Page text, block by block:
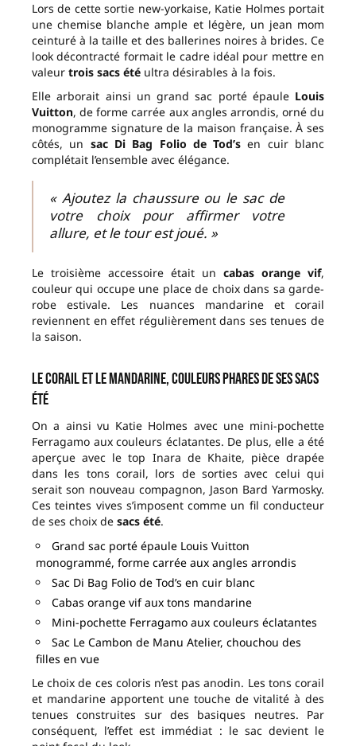
Lors de cette sortie new-yorkaise, Katie Holmes portait
une chemise blanche ample et légère, un jean mom
ceinturé à la taille et des ballerines noires à brides. Ce
look décontracté formait le cadre idéal pour mettre en
valeur trois sacs été ultra désirables à la fois.
Elle arborait ainsi un grand sac porté épaule Louis
Vuitton, de forme carrée aux angles arrondis, orné du
monogramme signature de la maison française. À ses
côtés, un sac Di Bag Folio de Tod’s en cuir blanc
complétait l’ensemble avec élégance.
« Ajoutez la chaussure ou le sac de
votre choix pour affirmer votre
allure, et le tour est joué. »
Le troisième accessoire était un cabas orange vif,
couleur qui occupe une place de choix dans sa garde-
robe estivale. Les nuances mandarine et corail
reviennent en effet régulièrement dans ses tenues de
la saison.
Le corail et le mandarine, couleurs phares de ses sacs
été
On a ainsi vu Katie Holmes avec une mini-pochette
Ferragamo aux couleurs éclatantes. De plus, elle a été
aperçue avec le top Inara de Khaite, pièce drapée
dans les tons corail, lors de sorties avec celui qui
serait son nouveau compagnon, Jason Bard Yarmosky.
Ces teintes vives s’imposent comme un fil conducteur
de ses choix de sacs été.
Grand sac porté épaule Louis Vuitton
monogrammé, forme carrée aux angles arrondis
Sac Di Bag Folio de Tod’s en cuir blanc
Cabas orange vif aux tons mandarine
Mini-pochette Ferragamo aux couleurs éclatantes
Sac Le Cambon de Manu Atelier, chouchou des
filles en vue
Le choix de ces coloris n’est pas anodin. Les tons corail
et mandarine apportent une touche de vitalité à des
tenues construites sur des basiques neutres. Par
conséquent, l’effet est immédiat : le sac devient le